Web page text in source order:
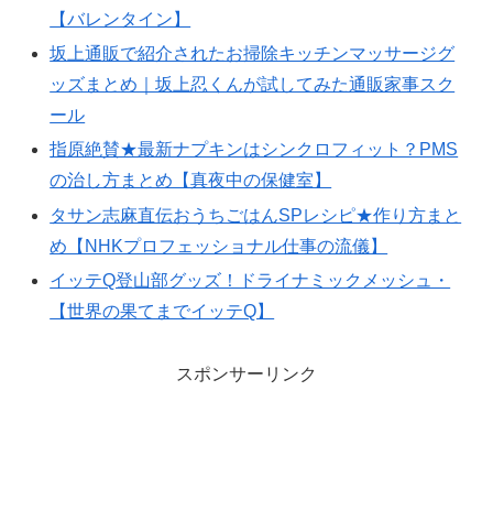
【バレンタイン】
坂上通販で紹介されたお掃除キッチンマッサージグ
ッズまとめ｜坂上忍くんが試してみた通販家事スク
ール
指原絶賛★最新ナプキンはシンクロフィット？PMS
の治し方まとめ【真夜中の保健室】
タサン志麻直伝おうちごはんSPレシピ★作り方まと
め【NHKプロフェッショナル仕事の流儀】
イッテQ登山部グッズ！ドライナミックメッシュ・
【世界の果てまでイッテQ】
スポンサーリンク